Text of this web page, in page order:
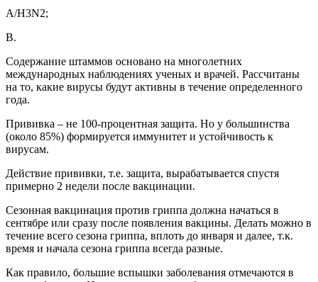
A/H3N2;
В.
Содержание штаммов основано на многолетних
международных наблюдениях ученых и врачей. Рассчитаны
на то, какие вирусы будут активны в течение определенного
года.
Прививка – не 100-процентная защита. Но у большинства
(около 85%) формируется иммунитет и устойчивость к
вирусам.
Действие прививки, т.е. защита, вырабатывается спустя
примерно 2 недели после вакцинации.
Сезонная вакцинация против гриппа должна начаться в
сентябре или сразу после появления вакцины. Делать можно в
течение всего сезона гриппа, вплоть до января и далее, т.к.
время и начала сезона гриппа всегда разные.
Как правило, большие вспышки заболевания отмечаются в